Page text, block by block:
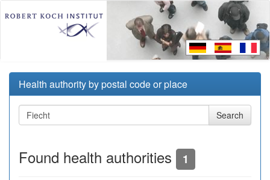
Health authority by postal code or place
Found health authorities 1